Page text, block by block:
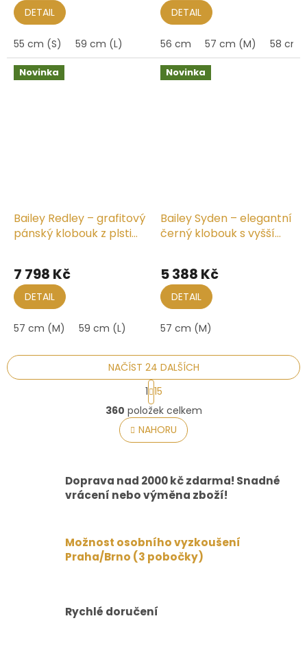
DETAIL
55 cm (S) 59 cm (L)
DETAIL
56 cm 57 cm (M) 58 cm
Novinka
Bailey Redley – grafitový
pánský klobouk z plsti
7 798 Kč
DETAIL
57 cm (M) 59 cm (L)
Novinka
Bailey Syden – elegantní
černý klobouk s vyšší
5 388 Kč
DETAIL
57 cm (M)
O
v
l
á
c
í
v
k
y
i
NAČÍST 24 DALŠÍCH
S
t
r
á
n
k
á
n
í
1 15
360 položek celkem
NAHORU
Doprava nad 2000 kč zdarma! Snadné
vrácení nebo výměna zboží!
Možnost osobního vyzkoušení
Praha/Brno (3 pobočky)
Rychlé doručení